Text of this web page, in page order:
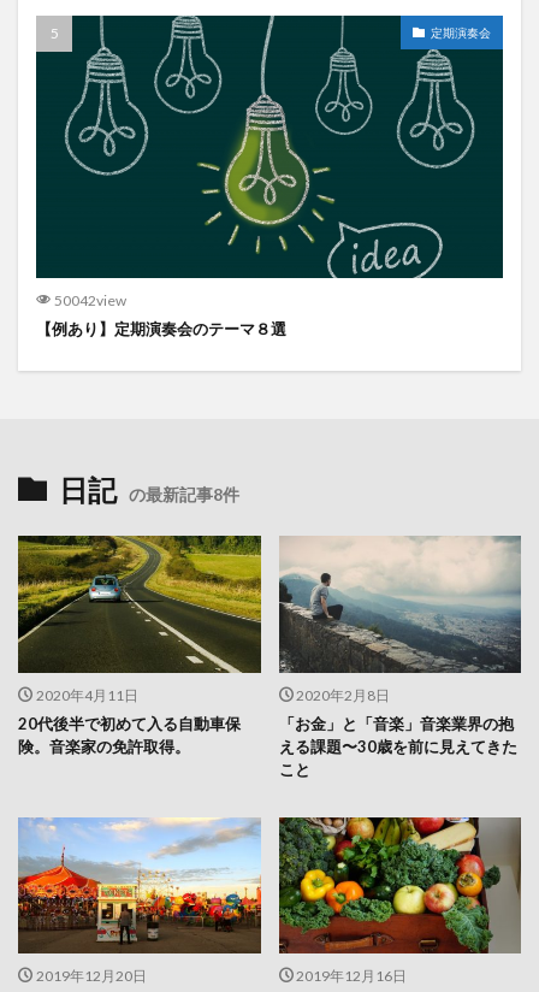
定期演奏会
50042view
【例あり】定期演奏会のテーマ８選
日記 の最新記事8件
2020年4月11日
20代後半で初めて入る自動車保
険。音楽家の免許取得。
2020年2月8日
「お金」と「音楽」音楽業界の抱
える課題〜30歳を前に見えてきた
こと
2019年12月20日 2019年12月16日